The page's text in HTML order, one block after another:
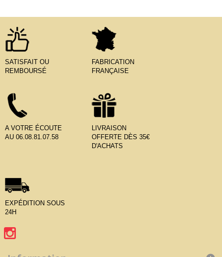
SATISFAIT OU
REMBOURSÉ
FABRICATION
FRANÇAISE
A VOTRE ÉCOUTE
AU 06.08.81.07.58
LIVRAISON
OFFERTE DÈS 35€
D'ACHATS
EXPÉDITION SOUS
24H